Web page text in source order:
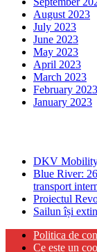
August 2023
July 2023
June 2023
May 2023
April 2023
March 2023
February 2023
January 2023
DKV Mobility
Blue River:
transport
Proiectul
Sailun își
Politica de
Ce este un